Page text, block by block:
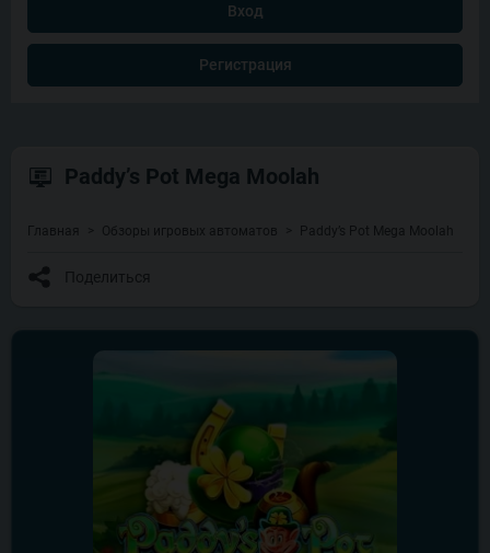
Paddy’s Pot Mega Moolah
Главная Обзоры игровых автоматов Paddy’s Pot Mega Moolah
Поделиться
Вход
Регистрация